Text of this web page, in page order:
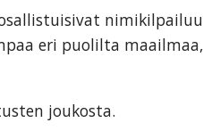
eri puolilta maailmaa,
joukosta.